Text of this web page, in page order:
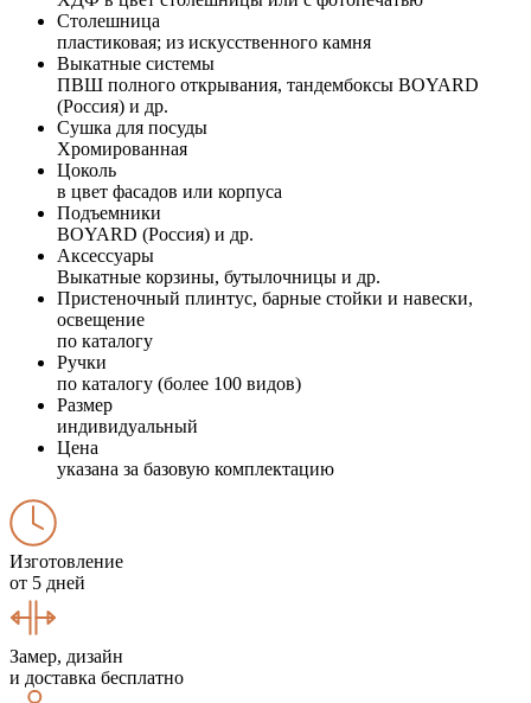
Столешница
пластиковая; из искусственного камня
Выкатные системы
ПВШ полного открывания, тандембоксы BOYARD
(Россия) и др.
Сушка для посуды
Хромированная
Цоколь
в цвет фасадов или корпуса
Подъемники
BOYARD (Россия) и др.
Аксессуары
Выкатные корзины, бутылочницы и др.
Пристеночный плинтус, барные стойки и навески,
освещение
по каталогу
Ручки
по каталогу (более 100 видов)
Размер
индивидуальный
Цена
указана за базовую комплектацию
Изготовление
от 5 дней
Замер, дизайн
и доставка бесплатно